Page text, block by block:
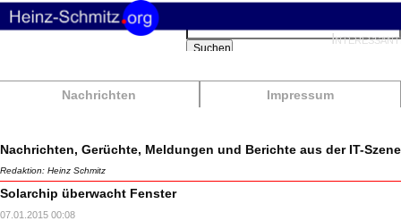
Nachrichten Impressum
Suchbegriffe
Suchen
Nachrichten, Gerüchte, Meldungen und Berichte aus der IT-Szene
Redaktion: Heinz Schmitz
Solarchip überwacht Fenster
07.01.2015 00:08